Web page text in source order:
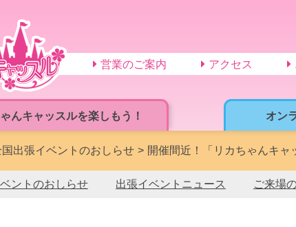
んキャッスルを楽しもう！ オン
営業のご案内 アクセス
国出張イベントのおしらせ 開催間近！「リカちゃんキ
ントのおしらせ 出張イベントニュース ご来場